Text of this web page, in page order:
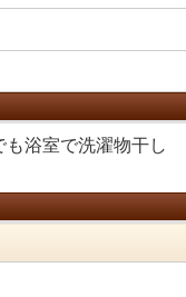
浴室で洗濯物干し